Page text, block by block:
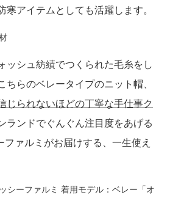
寒アイテムとしても活躍します。
ッシュ紡績でつくられた毛糸をし
ちらのベレータイプのニット帽、
じられないほどの丁寧な手仕事ク
ランドでぐんぐん注目度をあげる
ァルミがお届けする、一生使え
着用モデル：ベレー「オ